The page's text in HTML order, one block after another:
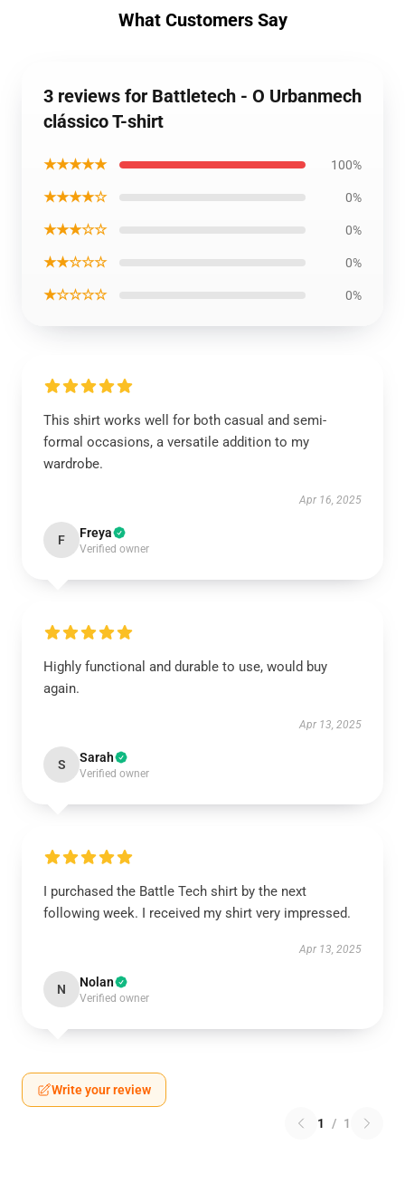
What Customers Say
3 reviews for Battletech - O Urbanmech
clássico T-shirt
★★★★★ 100%
★★★★☆ 0%
★★★☆☆ 0%
★★☆☆☆ 0%
★☆☆☆☆ 0%
This shirt works well for both casual and semi-
formal occasions, a versatile addition to my
wardrobe.
Apr 16, 2025
F Freya
Verified owner
Highly functional and durable to use, would buy
again.
Apr 13, 2025
S Sarah
Verified owner
I purchased the Battle Tech shirt by the next
following week. I received my shirt very impressed.
Apr 13, 2025
N Nolan
Verified owner
Write your review
1 / 1